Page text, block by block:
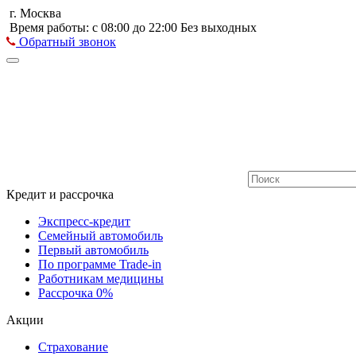
г. Москва
Время работы: с 08:00 до 22:00 Без выходных
Обратный звонок
Кредит и рассрочка
Экспресс-кредит
Семейный автомобиль
Первый автомобиль
По программе Trade-in
Работникам медицины
Рассрочка 0%
Акции
Страхование